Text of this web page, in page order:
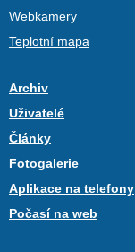
Webkamery
Teplotní mapa
Archiv
Uživatelé
Články
Fotogalerie
Aplikace na telefony
Počasí na web